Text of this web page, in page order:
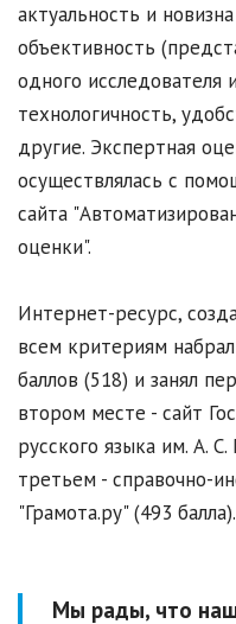
актуальность и
объективность
одного исследователя
технологичность,
другие. Экспертная
осуществлялась с
сайта
оценки".
Интернет-ресурс,
всем критериям
баллов (518) и занял
втором месте - сайт
русского языка им. А.
третьем - справочно-
"Грамота.ру" (493 балла).
Мы рады, что